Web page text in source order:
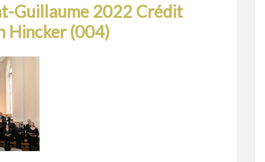
Guillaume 2022 Crédit
Hincker (004)